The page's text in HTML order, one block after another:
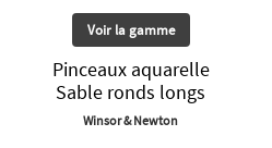
Voir la gamme
Pinceaux aquarelle
Sable ronds longs
Winsor & Newton